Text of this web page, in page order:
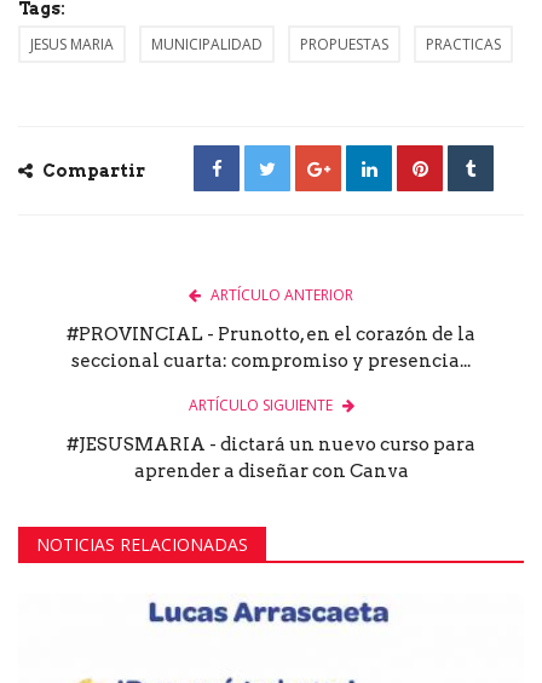
Tags:
JESUS MARIA MUNICIPALIDAD PROPUESTAS PRACTICAS
Compartir
ARTÍCULO ANTERIOR
#PROVINCIAL - Prunotto, en el corazón de la
seccional cuarta: compromiso y presencia...
ARTÍCULO SIGUIENTE
#JESUSMARIA - dictará un nuevo curso para
aprender a diseñar con Canva
NOTICIAS RELACIONADAS